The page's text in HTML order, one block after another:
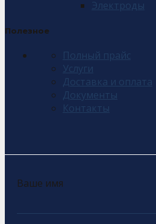
Электроды
Полезное
Полный прайс
Услуги
Доставка и оплата
Документы
Контакты
Ваше имя